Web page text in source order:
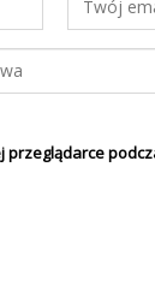
przeglądarce